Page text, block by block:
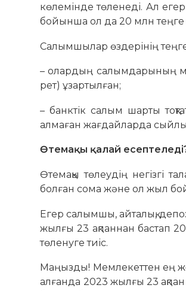
көлемінде төленеді. Ал
бойынша ол да 20 млн теңге
Салымшылар өздерінің
– олардың салымдарының
рет) ұзартылған;
– банктік салым шарты
алмаған жағдайларда
Өтемақы қалай
Өтемақы төлеудің негізгі
болған сома және ол жыл
Егер салымшы, айталық,
жылғы 23 ақпаннан бастап
төленуге тиіс.
Маңызды! Мемлекеттен ең
алғанда 2023 жылғы 23